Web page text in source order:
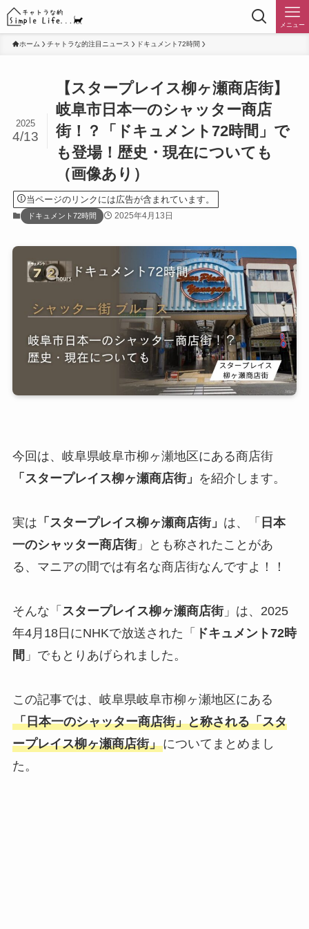
メニュー
ホーム チャトラな的注目ニュース ドキュメント72時間
【スタープレイス柳ヶ瀬商店街】
岐阜市日本一のシャッター商店
街！？「ドキュメント72時間」で
も登場！歴史・現在についても
（画像あり）
2025
4/13
当ページのリンクには広告が含まれています。
ドキュメント72時間 2025年4月13日
今回は、岐阜県岐阜市柳ヶ瀬地区にある商店街
「スタープレイス柳ヶ瀬商店街」 を紹介します。
​実は 「スタープレイス柳ヶ瀬商店街」 は、「 日本
一のシャッター商店街」とも称されたことがあ
る、マニアの間では有名な商店街なんですよ！！
そんな「 スタープレイス柳ヶ瀬商店街」は、2025
年4月18日にNHKで放送された「 ドキュメント72時
間 」でもとりあげられました。
この記事では、岐阜県岐阜市柳ヶ瀬地区にある
「日本一のシャッター商店街」と称される「スタ
ープレイス柳ヶ瀬商店街」についてまとめまし
た。